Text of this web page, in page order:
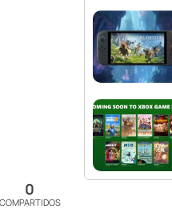
0
COMPARTIDOS